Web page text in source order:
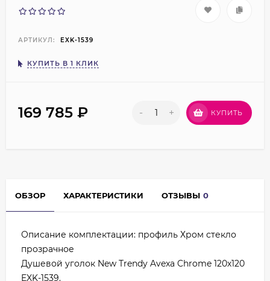
АРТИКУЛ: EXK-1539
КУПИТЬ В 1 КЛИК
169 785 ₽ - + КУПИТЬ
ОБЗОР ХАРАКТЕРИСТИКИ ОТЗЫВЫ 0
Описание комплектации: профиль Хром стекло
прозрачное
Душевой уголок New Trendy Avexa Chrome 120х120
EXK-1539.